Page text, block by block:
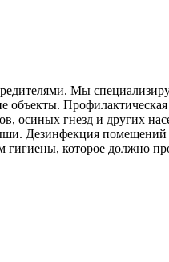
Мы
объекты.
осиных гнезд и других
Дезинфекция
которое должно